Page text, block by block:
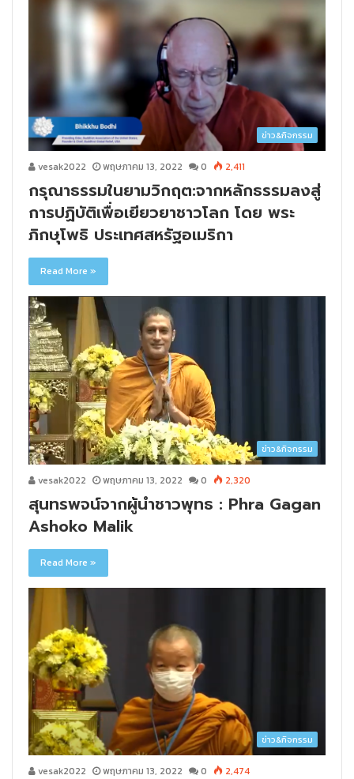
ข่าว&กิจกรรม
vesak2022 พฤษภาคม 13, 2022 0 2,411
กรุณาธรรมในยามวิกฤต:จากหลักธรรมลงสู่
การปฏิบัติเพื่อเยียวยาชาวโลก โดย พระ
ภิกษุโพธิ ประเทศสหรัฐอเมริกา
Read More »
ข่าว&กิจกรรม
vesak2022 พฤษภาคม 13, 2022 0 2,320
สุนทรพจน์จากผู้นำชาวพุทธ : Phra Gagan
Ashoko Malik
Read More »
ข่าว&กิจกรรม
vesak2022 พฤษภาคม 13, 2022 0 2,474